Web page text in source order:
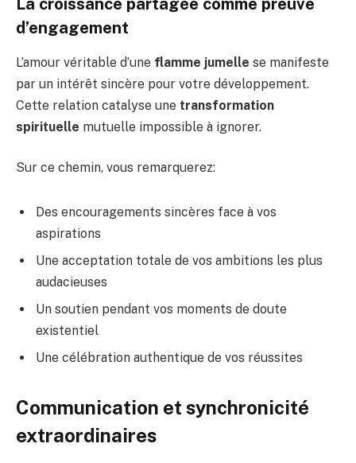
d’engagement
L’amour véritable d’une flamme jumelle se manifeste
par un intérêt sincère pour votre développement.
Cette relation catalyse une transformation
spirituelle mutuelle impossible à ignorer.
Sur ce chemin, vous remarquerez:
Des encouragements sincères face à vos
aspirations
Une acceptation totale de vos ambitions les plus
audacieuses
Un soutien pendant vos moments de doute
existentiel
Une célébration authentique de vos réussites
Communication et synchronicité
extraordinaires